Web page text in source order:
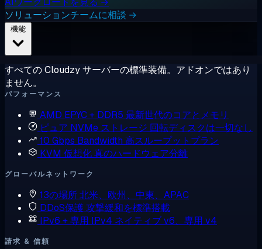
ソリューションチームに相談 →
すべての Cloudzy サーバーの標準装備。アドオンではあり
ません。
パフォーマンス
AMD EPYC + DDR5 最新世代のコアとメモリ
ピュア NVMe ストレージ 回転ディスクは一切なし
10 Gbps Bandwidth 高スループットプラン
KVM 仮想化真のハードウェア分離
グローバルネットワーク
13の場所北米、欧州、中東、APAC
DDoS保護攻撃緩和を標準搭載
IPv6 + 専用 IPv4 ネイティブ v6、専用 v4
請求 & 信頼